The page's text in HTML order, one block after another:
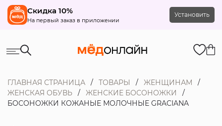
Скидка 10%
На первый заказ в приложении
Установить
ГЛАВНАЯ СТРАНИЦА ТОВАРЫ
ЖЕНЩИНАМ
ЖЕНСКАЯ ОБУВЬ
ЖЕНСКИЕ БОСОНОЖКИ
БОСОНОЖКИ КОЖАНЫЕ МОЛОЧНЫЕ GRACIANA